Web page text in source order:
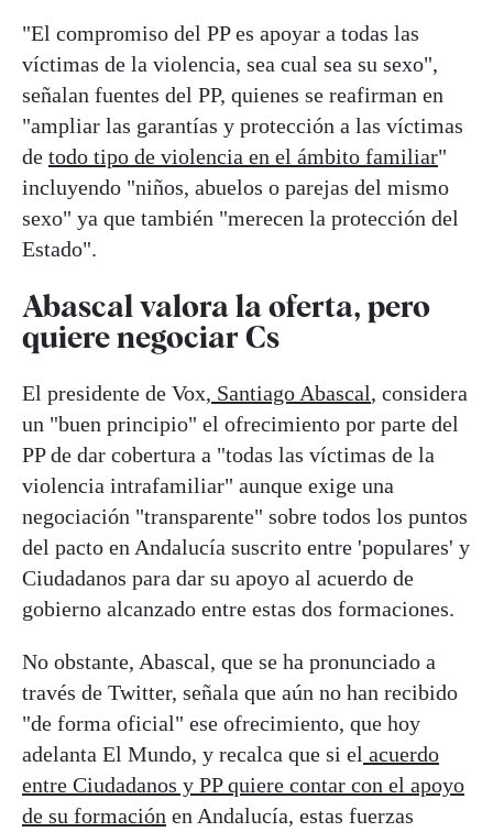
"El compromiso del PP es apoyar a todas las
víctimas de la violencia, sea cual sea su sexo",
señalan fuentes del PP, quienes se reafirman en
"ampliar las garantías y protección a las víctimas
de todo tipo de violencia en el ámbito familiar"
incluyendo "niños, abuelos o parejas del mismo
sexo" ya que también "merecen la protección del
Estado".
Abascal valora la oferta, pero
quiere negociar Cs
El presidente de Vox, Santiago Abascal, considera
un "buen principio" el ofrecimiento por parte del
PP de dar cobertura a "todas las víctimas de la
violencia intrafamiliar" aunque exige una
negociación "transparente" sobre todos los puntos
del pacto en Andalucía suscrito entre 'populares' y
Ciudadanos para dar su apoyo al acuerdo de
gobierno alcanzado entre estas dos formaciones.
No obstante, Abascal, que se ha pronunciado a
través de Twitter, señala que aún no han recibido
"de forma oficial" ese ofrecimiento, que hoy
adelanta El Mundo, y recalca que si el acuerdo
entre Ciudadanos y PP quiere contar con el apoyo
de su formación en Andalucía, estas fuerzas